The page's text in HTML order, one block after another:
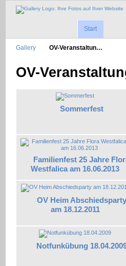
Start
Gallery OV-Veranstaltun…
OV-
Sommerfest
Familienfest 25 Jahre
Westfalica am 16.06.2013
OV Heim Abschiedsparty
am 18.12.2011
Notfunkübung